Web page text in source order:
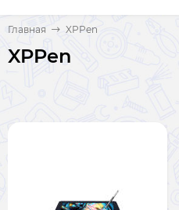
Главная XPPen
XPPen